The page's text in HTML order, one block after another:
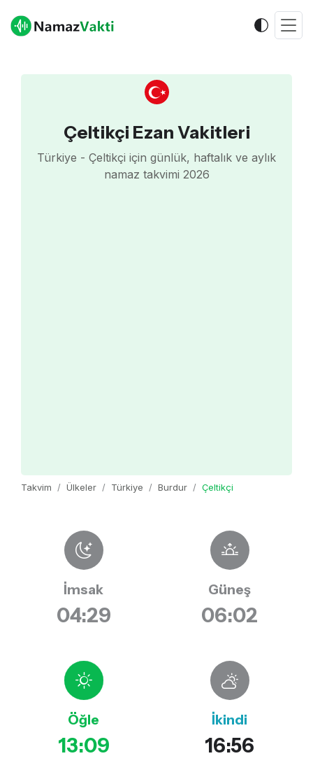
Çeltikçi Ezan Vakitleri
Türkiye - Çeltikçi için günlük, haftalık ve aylık
namaz takvimi 2026
Takvim Ülkeler Türkiye Burdur Çeltikçi
İmsak
04:29
Güneş
06:02
Öğle
13:09
İkindi
16:56